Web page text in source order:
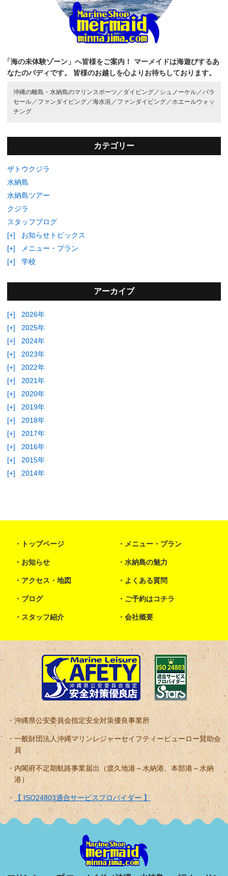
「海の未体験ゾーン」へ皆様をご案内！
マーメイドは海遊びするあ
なたのバディです。
皆様のお越しを心よりお待ちしております。
沖縄の離島・水納島のマリンスポーツ／ ダイビング／ シュノーケル／パラ
セール／ ファンダイビング／海水浴／ ファンダイビング／ホエールウォッ
チング
カテゴリー
ザトウクジラ
水納島
水納島ツアー
クジラ
スタッフブログ
[+]
お知らせトピックス
[+]
メニュー・プラン
[+]
学校
アーカイブ
[+]
2026年
[+]
2025年
[+]
2024年
[+]
2023年
[+]
2022年
[+]
2021年
[+]
2020年
[+]
2019年
[+]
2018年
[+]
2017年
[+]
2016年
[+]
2015年
[+]
2014年
トップページ メニュー・プラン
お知らせ 水納島の魅力
アクセス・地図 よくある質問
ブログ ご予約はコチラ
スタッフ紹介 会社概要
沖縄県公安委員会指定安全対策優良事業所
一般財団法人沖縄マリンレジャーセイフティービューロー賛助会
員
内閣府不定期航路事業届出（渡久地港～水納港、本部港～水納
港）
【 ISO24803適合サービスプロバイダー 】